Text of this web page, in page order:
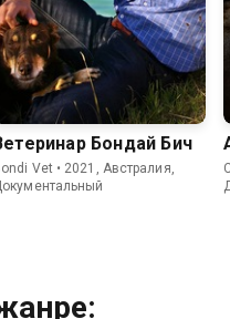
Бондай Бич
Vet • 2021, Австралия,